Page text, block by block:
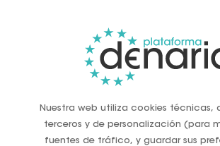
específicas cuando “se acerca el Black
más el comercio electrónico o cuando
campaña de la declaración de la renta,
mensajes o correos que nos reclaman
Jefe del Grupo de Delitos Tecnológicos
Técnica de la Policía Judicial de la
Nuestra web utiliza cookies técnicas,
terceros y de personalización (para
fuentes de tráfico, y guardar sus